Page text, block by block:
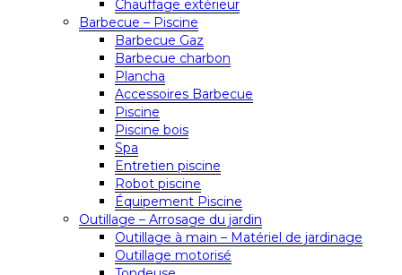
Chauffage extérieur
Barbecue – Piscine
Barbecue Gaz
Barbecue charbon
Plancha
Accessoires Barbecue
Piscine
Piscine bois
Spa
Entretien piscine
Robot piscine
Équipement Piscine
Outillage – Arrosage du jardin
Outillage à main – Matériel de jardinage
Outillage motorisé